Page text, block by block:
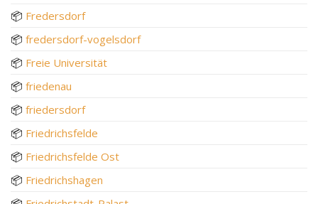
📦 Fredersdorf
📦 fredersdorf-vogelsdorf
📦 Freie Universität
📦 friedenau
📦 friedersdorf
📦 Friedrichsfelde
📦 Friedrichsfelde Ost
📦 Friedrichshagen